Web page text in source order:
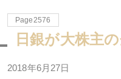
Page2576
日銀が大株主
2018年6月27日